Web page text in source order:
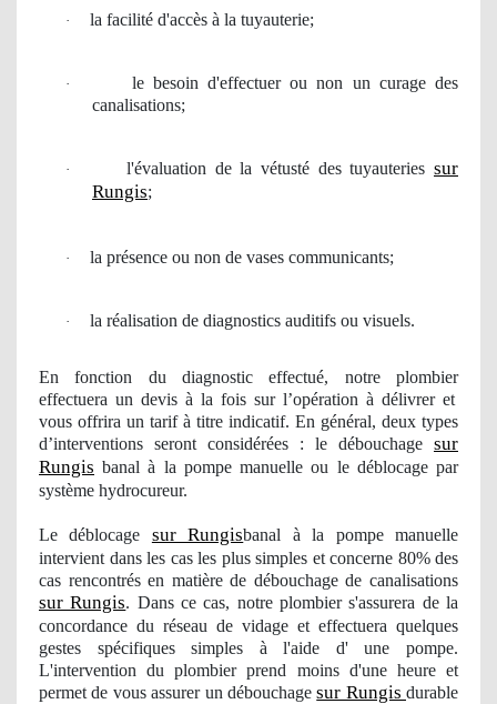
· la facilité d'accès à la tuyauterie;
· le besoind'effectuer ou non un curagedes
canalisations;
· l'évaluation de la vétusté des tuyauteriessur
Rungis;
· la présence ou non de vases communicants;
· la réalisation de diagnostics auditifs ou visuels.
En fonction du diagnostic effectué, notre plombier
effectuera un devis à la fois sur l’opération à délivrer et
vous offrira un tarif à titre indicatif. En général, deux types
d’interventions seront considérées : le débouchage sur
Rungis banal à la pompe manuelle ou le déblocage par
système hydrocureur.
Le déblocage sur Rungisbanal à la pompe manuelle
intervient dans les cas les plus simples et concerne 80% des
cas rencontrés en matière de débouchage de canalisations
sur Rungis. Dans ce cas, notreplombiers'assurera de la
concordance du réseau de vidage et effectuera quelques
gestes spécifiques simples à l'aide d' une pompe.
L'intervention duplombierprend moins d'une heure et
permet de vous assurerun débouchagesur Rungis durable